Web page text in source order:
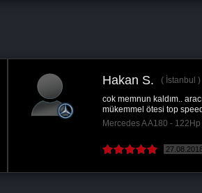
ivmelenmesi
limitor kaldırıldı...
@175 Hp